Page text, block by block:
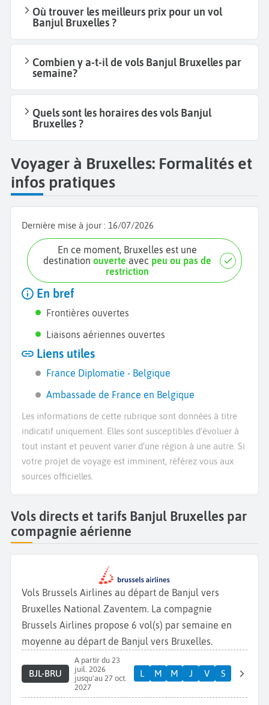
Où trouver les meilleurs prix pour un vol
Banjul Bruxelles ?
Combien y a-t-il de vols Banjul Bruxelles par
semaine?
Quels sont les horaires des vols Banjul
Bruxelles ?
Voyager à Bruxelles: Formalités et
infos pratiques
Dernière mise à jour : 16/07/2026
En ce moment, Bruxelles est une
destinationouverte avec peu ou pas de
restriction
En bref
Frontières ouvertes
Liaisons aériennes ouvertes
Liens utiles
France Diplomatie - Belgique
Ambassade de France en Belgique
Les informations de cette rubrique sont données à titre
indicatif uniquement. Elles sont susceptibles d’évoluer à
tout instant et peuvent varier d’une région à une autre. Si
votre projet de voyage est imminent, référez vous aux
sources officielles.
Vols directs et tarifs Banjul Bruxelles par
compagnie aérienne
Vols Brussels Airlines au départ de Banjul vers
Bruxelles National Zaventem. La compagnie
Brussels Airlines propose 6 vol(s) par semaine en
moyenne au départ de Banjul vers Bruxelles.
BJL-BRU
A partir du 23
juil. 2026
jusqu'au 27 oct.
2027
L M M J V S